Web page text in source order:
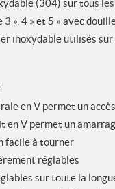
(304) sur tous
3 », 4 » et 5 » avec
inoxydable utilisés sur
en V permet un
en V permet un
facile à tourner
réglables
sur toute la